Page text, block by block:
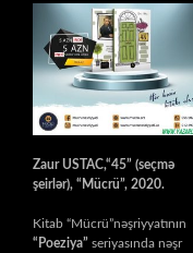
Zaur USTAC,“45” (seçmə
şeirlər), “Mücrü”, 2020.
Kitab “Mücrü”nəşriyyatının
“Poeziya” seriyasında nəşr